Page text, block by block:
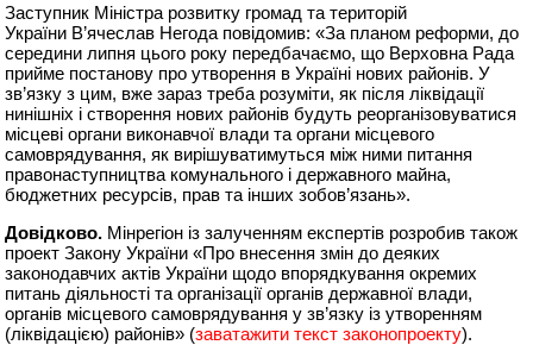
Заступник Міністра розвитку громад та територій
України В’ячеслав Негода повідомив: «За планом реформи, до
середини липня цього року передбачаємо, що Верховна Рада
прийме постанову про утворення в Україні нових районів. У
зв’язку з цим, вже зараз треба розуміти, як після ліквідації
нинішніх і створення нових районів будуть реорганізовуватися
місцеві органи виконавчої влади та органи місцевого
самоврядування, як вирішуватимуться між ними питання
правонаступництва комунального і державного майна,
бюджетних ресурсів, прав та інших зобов’язань».
Довідково. Мінрегіон із залученням експертів розробив також
проект Закону України «Про внесення змін до деяких
законодавчих актів України щодо впорядкування окремих
питань діяльності та організації органів державної влади,
органів місцевого самоврядування у зв’язку із утворенням
(ліквідацією) районів» (заватажити текст законопроекту).